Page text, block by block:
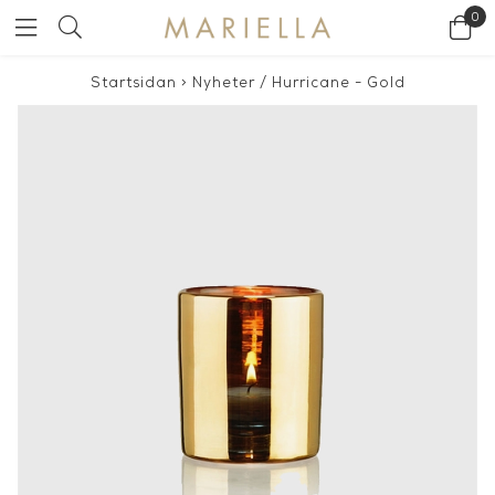
0
Startsidan > Nyheter/ Hurricane - Gold